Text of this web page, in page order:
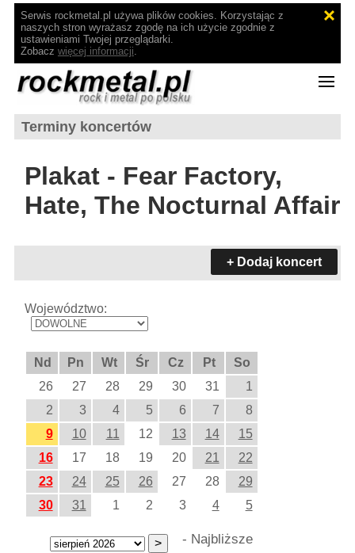
Serwis rockmetal.pl używa plików cookies. Korzystając z
naszych stron wyrażasz zgodę na ich użycie zgodnie z
ustawieniami Twojej przeglądarki.
Zobacz więcej informacji.
Terminy koncertów
Plakat - Fear Factory,
Hate, The Nocturnal Affair
+ Dodaj koncert
Województwo:
Nd Pn Wt Śr Cz Pt
So
26
27 28 29 30 31
1
2
3 4 5 6 7
8
9
10 11 12 13 14
15
16
17 18 19 20 21
22
23
24 25 26 27 28
29
30
31 1 2 3 4 5
- Najbliższe